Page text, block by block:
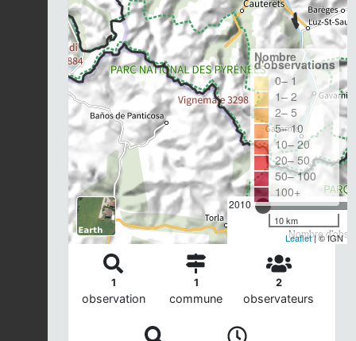
2010
Nombre
Nombre
d'observations
0– 1
1– 2
2– 5
5– 10
10– 20
20– 50
50– 100
100+
10 km
Leaflet| © IGN
1
observation
1
commune
2
observateurs